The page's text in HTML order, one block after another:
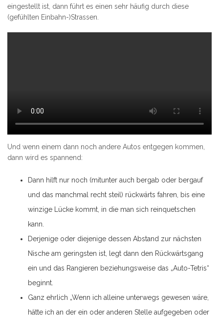
eingestellt ist, dann führt es einen sehr häufig durch diese
(gefühlten Einbahn-)Strassen.
Und wenn einem dann noch andere Autos entgegen kommen,
dann wird es spannend:
Dann hilft nur noch (mitunter auch bergab oder bergauf
und das manchmal recht steil) rückwärts fahren, bis eine
winzige Lücke kommt, in die man sich reinquetschen
kann.
Derjenige oder diejenige dessen Abstand zur nächsten
Nische am geringsten ist, legt dann den Rückwärtsgang
ein und das Rangieren beziehungsweise das „Auto-Tetris“
beginnt.
Ganz ehrlich „Wenn ich alleine unterwegs gewesen wäre,
hätte ich an der ein oder anderen Stelle aufgegeben oder